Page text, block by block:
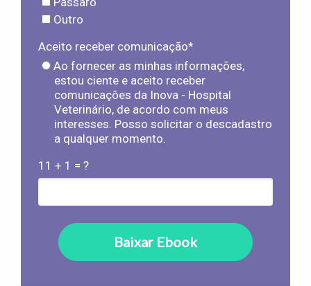
Outro
Aceito receber comunicação*
Ao fornecer as minhas informações,
estou ciente e aceito receber
comunicações da Inova - Hospital
Veterinário, de acordo com meus
interesses. Posso solicitar o descadastro
a qualquer momento.
11 + 1 = ?
Baixar Ebook